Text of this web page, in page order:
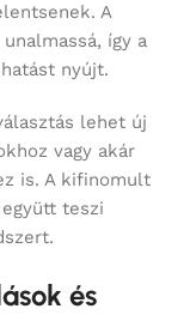
A
így a
nyújt.
lehet új
vagy akár
is. A kifinomult
teszi
és